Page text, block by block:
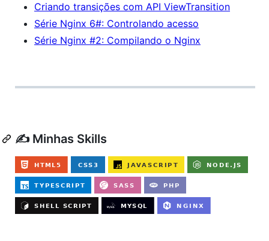
Criando transições com API ViewTransition
Série Nginx 6#: Controlando acesso
Série Nginx #2: Compilando o Nginx
✍️ Minhas Skills